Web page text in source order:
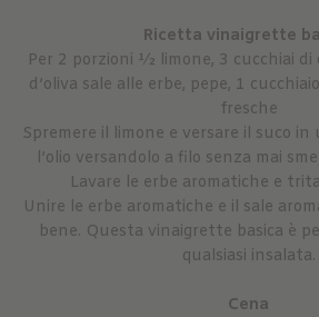
Ricetta vinaigrette
Per 2 porzioni ½ limone, 3 cucchiai di
d’oliva sale alle erbe, pepe, 1
fresche
Spremere il limone e versare il suco
l’olio versandolo a filo senza mai
Lavare le erbe aromatiche e
Unire le erbe aromatiche e il sale
bene. Questa vinaigrette basica è
qualsiasi insalata.
Cena